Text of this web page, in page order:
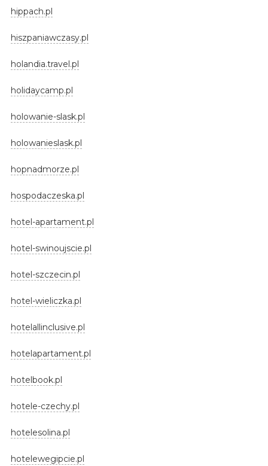
hippach.pl
hiszpaniawczasy.pl
holandia.travel.pl
holidaycamp.pl
holowanie-slask.pl
holowanieslask.pl
hopnadmorze.pl
hospodaczeska.pl
hotel-apartament.pl
hotel-swinoujscie.pl
hotel-szczecin.pl
hotel-wieliczka.pl
hotelallinclusive.pl
hotelapartament.pl
hotelbook.pl
hotele-czechy.pl
hotelesolina.pl
hotelewegipcie.pl